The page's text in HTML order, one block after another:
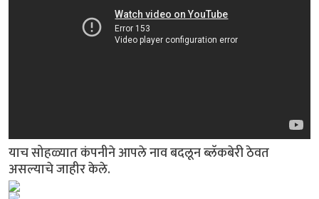
याच सोहळ्यात कंपनीने आपले नाव बदलून ब्लॅकबेरी ठेवत
असल्याचे जाहीर केले.